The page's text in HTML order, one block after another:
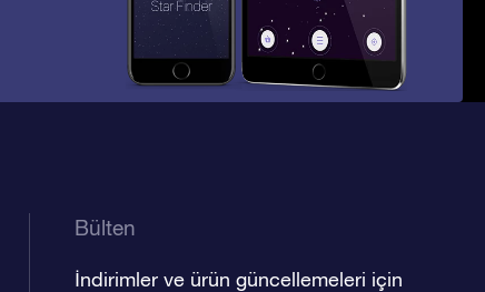
Bülten
İndirimler ve ürün güncellemeleri için